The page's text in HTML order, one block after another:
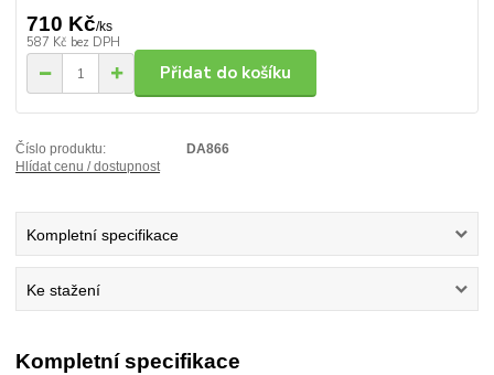
710 Kč/ks
587 Kč bez DPH
Přidat do košíku
Číslo produktu:
DA866
Hlídat cenu / dostupnost
Kompletní specifikace
Ke stažení
Kompletní specifikace